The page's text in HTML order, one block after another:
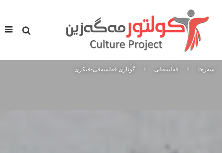
سه‌ره‌تا فه‌لسه‌فی گوتاری فەلسەفی-فیکری